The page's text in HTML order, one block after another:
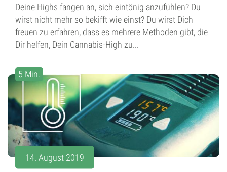
Deine Highs fangen an, sich eintönig anzufühlen? Du
wirst nicht mehr so bekifft wie einst? Du wirst Dich
freuen zu erfahren, dass es mehrere Methoden gibt, die
Dir helfen, Dein Cannabis-High zu...
5 Min.
14. August 2019